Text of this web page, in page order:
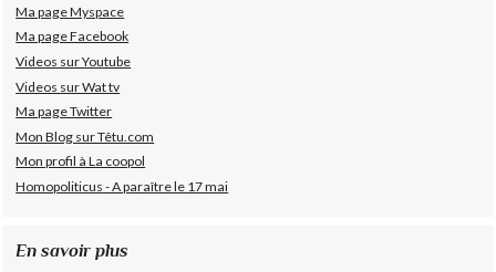
Ma page Myspace
Ma page Facebook
Videos sur Youtube
Videos sur Wat tv
Ma page Twitter
Mon Blog sur Têtu.com
Mon profil à La coopol
Homopoliticus - A paraître le 17 mai
En savoir plus